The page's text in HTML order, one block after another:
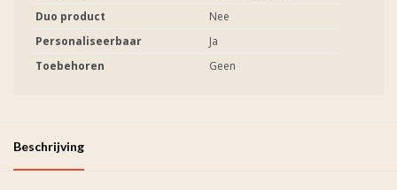
Duo product
Nee
Personaliseerbaar
Ja
Toebehoren
Geen
Beschrijving